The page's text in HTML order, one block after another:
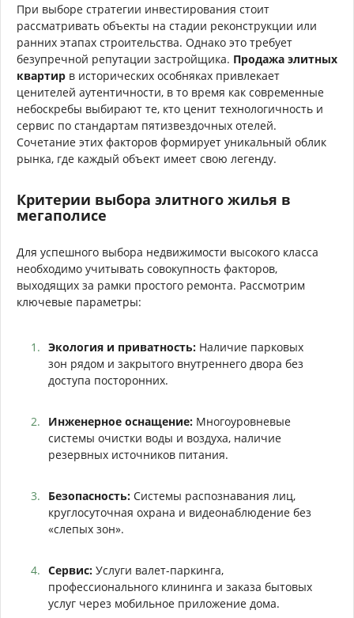
При выборе стратегии инвестирования стоит
рассматривать объекты на стадии реконструкции или
ранних этапах строительства. Однако это требует
безупречной репутации застройщика. Продажа элитных
квартир в исторических особняках привлекает
ценителей аутентичности, в то время как современные
небоскребы выбирают те, кто ценит технологичность и
сервис по стандартам пятизвездочных отелей.
Сочетание этих факторов формирует уникальный облик
рынка, где каждый объект имеет свою легенду.
Критерии выбора элитного жилья в
мегаполисе
Для успешного выбора недвижимости высокого класса
необходимо учитывать совокупность факторов,
выходящих за рамки простого ремонта. Рассмотрим
ключевые параметры:
Экология и приватность: Наличие парковых
зон рядом и закрытого внутреннего двора без
доступа посторонних.
Инженерное оснащение: Многоуровневые
системы очистки воды и воздуха, наличие
резервных источников питания.
Безопасность: Системы распознавания лиц,
круглосуточная охрана и видеонаблюдение без
«слепых зон».
Сервис: Услуги валет-паркинга,
профессионального клининга и заказа бытовых
услуг через мобильное приложение дома.